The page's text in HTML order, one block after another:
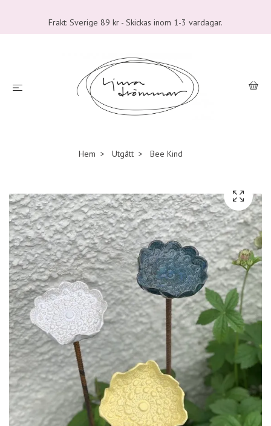
Frakt: Sverige 89 kr - Skickas inom 1-3 vardagar.
Hem Utgått Bee Kind